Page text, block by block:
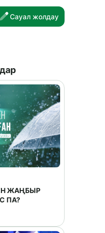
Сауал жолдау
ЖАҢБЫР
ПА?